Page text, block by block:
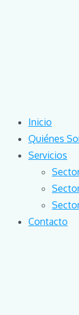
Inicio
Quiénes
Servicios
Contacto